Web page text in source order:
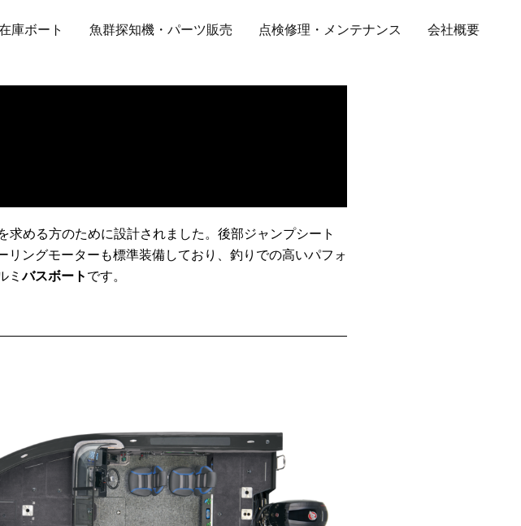
庫ボート 魚群探知機・パーツ販売 点検修理・メンテナンス 会社概要
める方のために設計されました。後部ジャンプシート
ングモーターも標準装備しており、釣りでの高いパフォ
ミバスボート です。